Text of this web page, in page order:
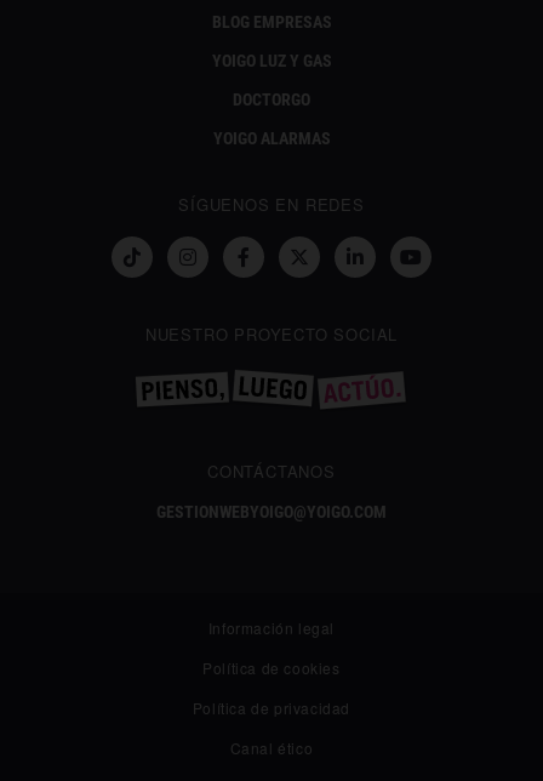
BLOG EMPRESAS
YOIGO LUZ Y GAS
DOCTORGO
YOIGO ALARMAS
SÍGUENOS EN REDES
NUESTRO PROYECTO SOCIAL
CONTÁCTANOS
GESTIONWEBYOIGO@YOIGO.COM
Información legal
Política de cookies
Política de privacidad
Canal ético
¿Te gusta lo que lees?